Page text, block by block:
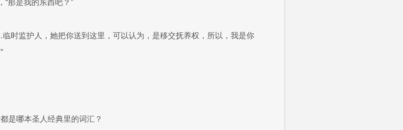
“那是我的东西吧？”
时监护人，她把你送到这里，可以认为，是移交抚养权，所以，我是你
是哪本圣人经典里的词汇？